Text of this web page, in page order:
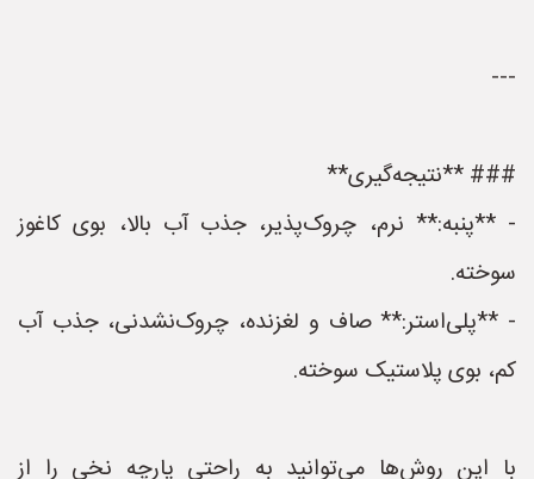
---
### **نتیجه‌گیری**
- **پنبه:** نرم، چروک‌پذیر، جذب آب بالا، بوی کاغوز
سوخته.
- **پلی‌استر:** صاف و لغزنده، چروک‌نشدنی، جذب آب
کم، بوی پلاستیک سوخته.
با این روش‌ها می‌توانید به راحتی پارچه نخی را از